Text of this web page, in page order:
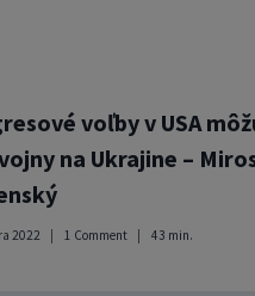
voľby v USA
na Ukrajine –
2022 1 Comment 43 min.